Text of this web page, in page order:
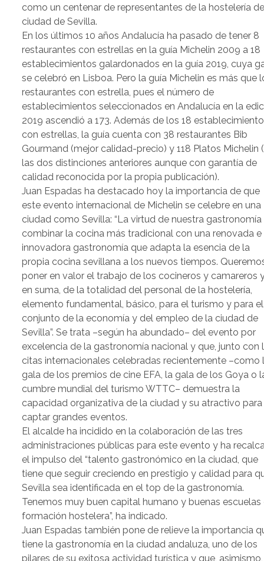
como un centenar de representantes de la hostelería
ciudad de Sevilla.
En los últimos 10 años Andalucía ha pasado de tener 8
restaurantes con estrellas en la guía Michelin 2009 a 18
establecimientos galardonados en la guía 2019, cuya
se celebró en Lisboa. Pero la guía Michelin es más que
restaurantes con estrella, pues el número de
establecimientos seleccionados en Andalucía en la
2019 ascendió a 173. Además de los 18
con estrellas, la guía cuenta con 38 restaurantes Bib
Gourmand (mejor calidad-precio) y 118 Platos Michelin
las dos distinciones anteriores aunque con garantía de
calidad reconocida por la propia publicación).
Juan Espadas ha destacado hoy la importancia de que
este evento internacional de Michelin se celebre en una
ciudad como Sevilla: “La virtud de nuestra gastronomía
combinar la cocina más tradicional con una renovada e
innovadora gastronomía que adapta la esencia de la
propia cocina sevillana a los nuevos tiempos.
poner en valor el trabajo de los cocineros y camareros
en suma, de la totalidad del personal de la hostelería,
elemento fundamental, básico, para el turismo y para el
conjunto de la economía y del empleo de la ciudad de
Sevilla”. Se trata –según ha abundado– del evento por
excelencia de la gastronomía nacional y que, junto con
citas internacionales celebradas recientemente –como
gala de los premios de cine EFA, la gala de los Goya o
cumbre mundial del turismo WTTC– demuestra la
capacidad organizativa de la ciudad y su atractivo para
captar grandes eventos.
El alcalde ha incidido en la colaboración de las tres
administraciones públicas para este evento y ha
el impulso del “talento gastronómico en la ciudad, que
tiene que seguir creciendo en prestigio y calidad para
Sevilla sea identificada en el top de la gastronomía.
Tenemos muy buen capital humano y buenas escuelas
formación hostelera”, ha indicado.
Juan Espadas también pone de relieve la importancia
tiene la gastronomía en la ciudad andaluza, uno de los
pilares de su exitosa actividad turística y que,